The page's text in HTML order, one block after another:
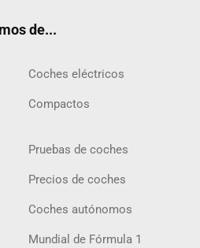
de...
Coches eléctricos
Compactos
Pruebas de coches
Precios de coches
Coches autónomos
Mundial de Fórmula 1